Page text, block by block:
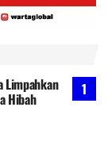
Limpahkan
Hibah